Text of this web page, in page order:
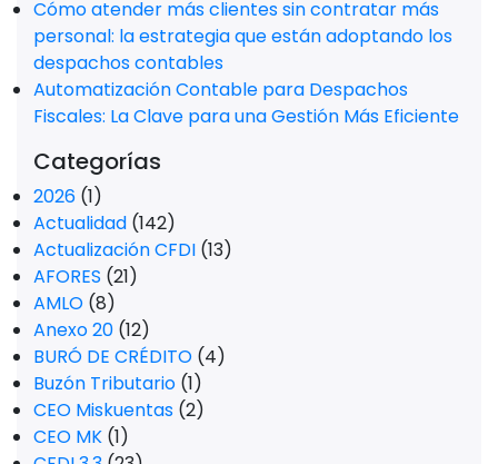
Cómo atender más clientes sin contratar más
personal: la estrategia que están adoptando los
despachos contables
Automatización Contable para Despachos
Fiscales: La Clave para una Gestión Más Eficiente
Categorías
2026 (1)
Actualidad (142)
Actualización CFDI (13)
AFORES (21)
AMLO (8)
Anexo 20 (12)
BURÓ DE CRÉDITO (4)
Buzón Tributario (1)
CEO Miskuentas (2)
CEO MK (1)